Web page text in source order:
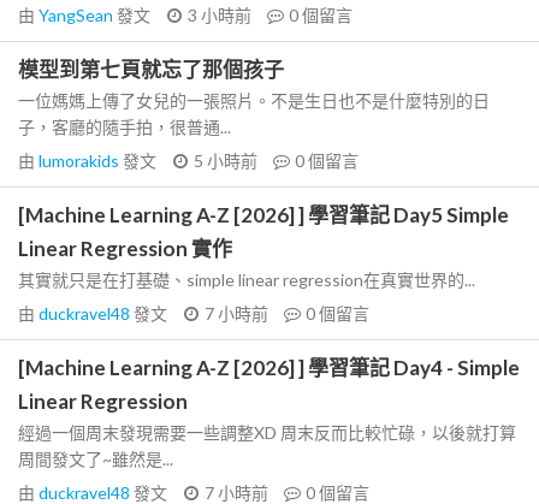
由 YangSean 發文 3 小時前 0個留言
模型到第七頁就忘了那個孩子
一位媽媽上傳了女兒的一張照片。不是生日也不是什麼特別的日
子，客廳的隨手拍，很普通...
由 lumorakids 發文 5 小時前 0個留言
[Machine Learning A-Z [2026] ] 學習筆記 Day5 Simple
Linear Regression 實作
其實就只是在打基礎、simple linear regression在真實世界的...
由 duckravel48 發文 7 小時前 0個留言
[Machine Learning A-Z [2026] ] 學習筆記 Day4 - Simple
Linear Regression
經過一個周末發現需要一些調整XD 周末反而比較忙碌，以後就打算
周間發文了~雖然是...
由 duckravel48 發文 7 小時前 0個留言